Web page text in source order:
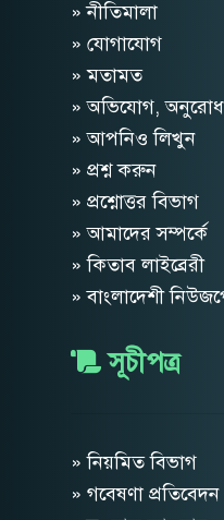
» নীতিমালা
» যোগাযোগ
» মতামত
» অভিযোগ,
» আপনিও লিখুন
» প্রশ্ন করুন
» প্রশ্নোত্তর বিভাগ
» আমাদের সম্পর্কে
» কিতাব লাইব্রেরী
» বাংলাদেশী
সূচীপত্র
» নিয়মিত বিভাগ
» গবেষণা প্রতিবেদন